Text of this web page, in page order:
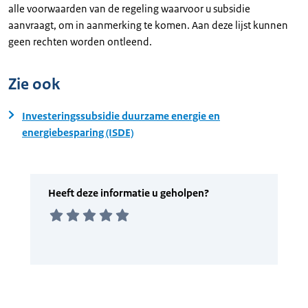
alle voorwaarden van de regeling waarvoor u subsidie
aanvraagt, om in aanmerking te komen. Aan deze lijst kunnen
geen rechten worden ontleend.
Zie ook
Investeringssubsidie duurzame energie en
energiebesparing (ISDE)